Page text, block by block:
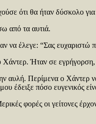
ότι θα ήταν δύσκολο
από τα αυτιά.
να έλεγε: “Σας ευχαριστώ
Ήταν σε εγρήγορση,
αυλή. Περίμενα ο Χάντερ
έδειξε πόσο ευγενικός
φορές οι γείτονες